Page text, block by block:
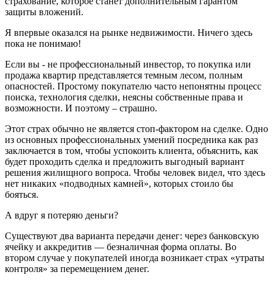
защиты вложений.
Я впервые оказался на рынке недвижимости. Ничего здесь
пока не понимаю!
Если вы - не профессиональный инвестор, то покупка или
продажа квартир представляется темным лесом, полным
опасностей. Простому покупателю часто непонятны процесс
поиска, технология сделки, неясны собственные права и
возможности. И поэтому – страшно.
Этот страх обычно не является стоп-фактором на сделке. Одно
из основных профессиональных умений посредника как раз
заключается в том, чтобы успокоить клиента, объяснить, как
будет проходить сделка и предложить выгодный вариант
решения жилищного вопроса. Чтобы человек видел, что здесь
нет никаких «подводных камней», которых стоило бы
бояться.
А вдруг я потеряю деньги?
Существуют два варианта передачи денег: через банковскую
ячейку и аккредитив — безналичная форма оплаты. Во
втором случае у покупателей иногда возникает страх «утраты
контроля» за перемещением денег.